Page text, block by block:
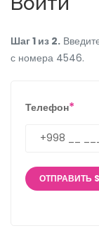
Шаг 1 из 2.
с номера 4546.
Телефон*
ОТПРАВИТЬ